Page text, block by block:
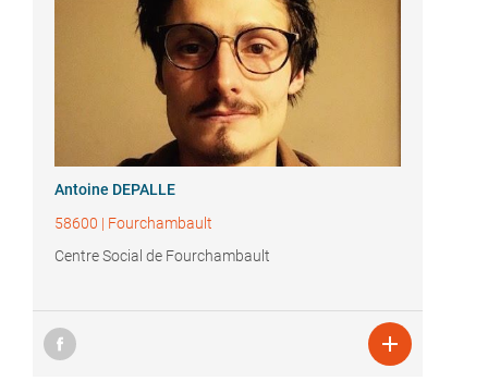
Antoine DEPALLE
58600 | Fourchambault
Centre Social de Fourchambault
